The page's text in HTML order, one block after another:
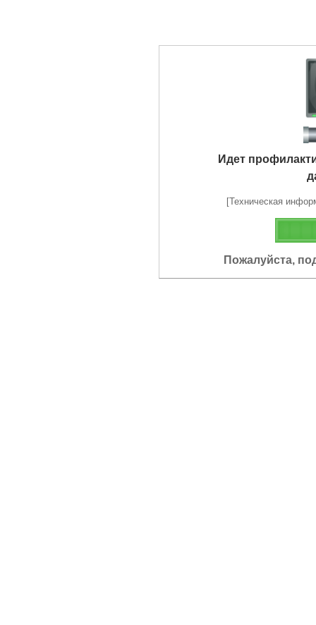
Идет
[Техническая
Пожалуйста,